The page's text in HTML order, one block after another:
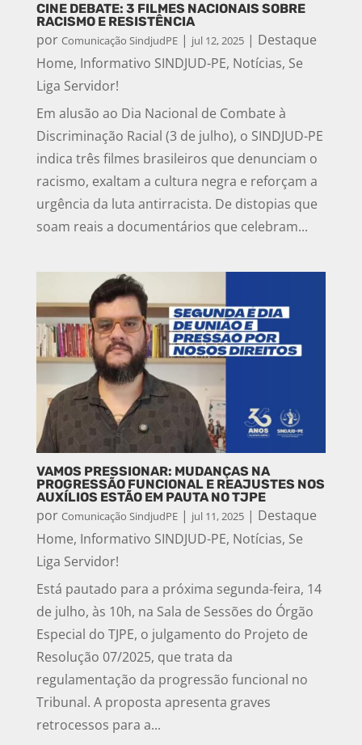
CINE DEBATE: 3 FILMES NACIONAIS SOBRE
RACISMO E RESISTÊNCIA
por Comunicação SindjudPE| jul 12, 2025| Destaque
Home, Informativo SINDJUD-PE, Notícias, Se
Liga Servidor!
Em alusão ao Dia Nacional de Combate à
Discriminação Racial (3 de julho), o SINDJUD-PE
indica três filmes brasileiros que denunciam o
racismo, exaltam a cultura negra e reforçam a
urgência da luta antirracista. De distopias que
soam reais a documentários que celebram...
VAMOS PRESSIONAR: MUDANÇAS NA
PROGRESSÃO FUNCIONAL E REAJUSTES NOS
AUXÍLIOS ESTÃO EM PAUTA NO TJPE
por Comunicação SindjudPE| jul 11, 2025| Destaque
Home, Informativo SINDJUD-PE, Notícias, Se
Liga Servidor!
Está pautado para a próxima segunda-feira, 14
de julho, às 10h, na Sala de Sessões do Órgão
Especial do TJPE, o julgamento do Projeto de
Resolução 07/2025, que trata da
regulamentação da progressão funcional no
Tribunal. A proposta apresenta graves
retrocessos para a...